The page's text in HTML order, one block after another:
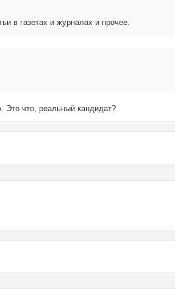
в газетах и журналах и прочее.
Это что, реальный кандидат?